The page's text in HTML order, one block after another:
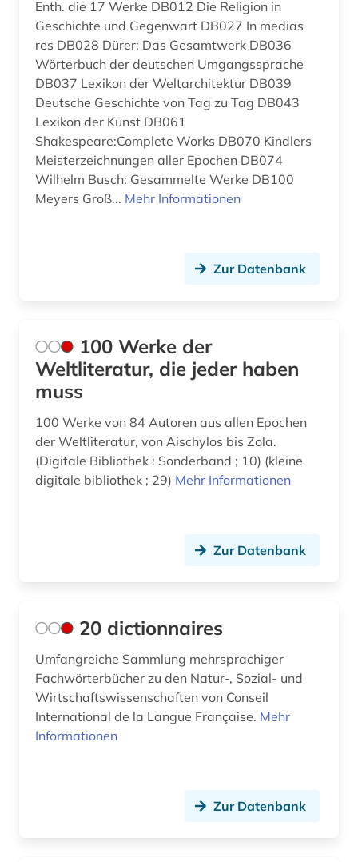
biographie (10)
biowissenschaften (1)
blaise (1)
boccaccio (1)
bonaparte (familie) (1)
brief (2)
briefsammlung (2)
british national corpus (1)
buch (1)
buchhandel (4)
buchmalerei (1)
calderón (1)
calderón de la barca, pedro | schriftsteller;
geistlicher; dramatiker; librettist; lyriker;
chinesisch (3)
christentum (1)
chrétien de troyes (1)
comédie française (1)
Rumänien (5)
Russland, Sowjetunion (1)
Schweiz (8)
Slowakei (1)
Spanien (52)
Suedamerika (20)
Enth. die 17 Werke DB012 Die Religion in
Geschichte und Gegenwart DB027 In medias
res DB028 Dürer: Das Gesamtwerk DB036
Wörterbuch der deutschen Umgangssprache
DB037 Lexikon der Weltarchitektur DB039
Deutsche Geschichte von Tag zu Tag DB043
Lexikon der Kunst DB061
Shakespeare:Complete Works DB070 Kindlers
Meisterzeichnungen aller Epochen DB074
Wilhelm Busch: Gesammelte Werke DB100
Meyers Groß... Mehr Informationen
Zur Datenbank
100 Werke der
Weltliteratur, die jeder haben
muss
100 Werke von 84 Autoren aus allen Epochen
der Weltliteratur, von Aischylos bis Zola.
(Digitale Bibliothek : Sonderband ; 10) (kleine
digitale bibliothek ; 29) Mehr Informationen
Zur Datenbank
20 dictionnaires
Umfangreiche Sammlung mehrsprachiger
Fachwörterbücher zu den Natur-, Sozial- und
Wirtschaftswissenschaften von Conseil
International de la Langue Française. Mehr
Informationen
Zur Datenbank